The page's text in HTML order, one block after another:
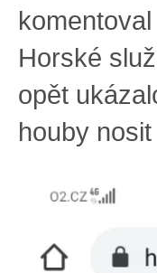
Horské
opět
houby